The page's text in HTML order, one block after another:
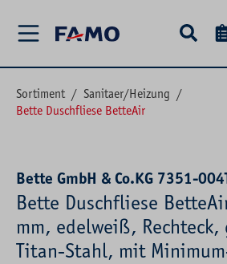
Sortiment / Sanitaer/Heizung /
Bette Duschfliese BetteAir
Bette GmbH & Co.KG 7351-
Bette Duschfliese
mm, edelweiß,
Titan-Stahl, mit